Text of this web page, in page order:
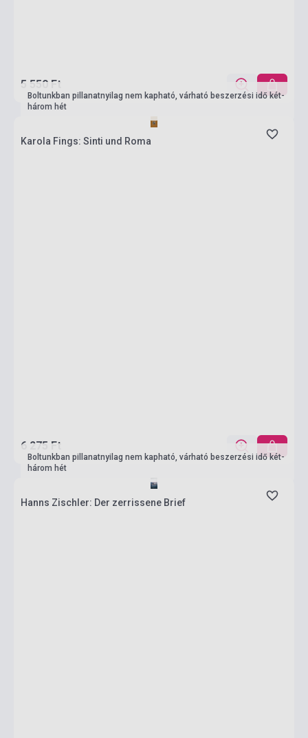
5 550 Ft
Boltunkban pillanatnyilag nem kapható, várható beszerzési idő két-
három hét
Karola Fings: Sinti und Roma
6 275 Ft
Boltunkban pillanatnyilag nem kapható, várható beszerzési idő két-
három hét
Hanns Zischler: Der zerrissene Brief